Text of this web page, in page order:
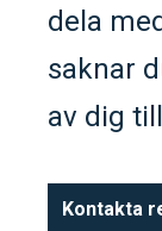
dela
saknar
av dig
Kontakta